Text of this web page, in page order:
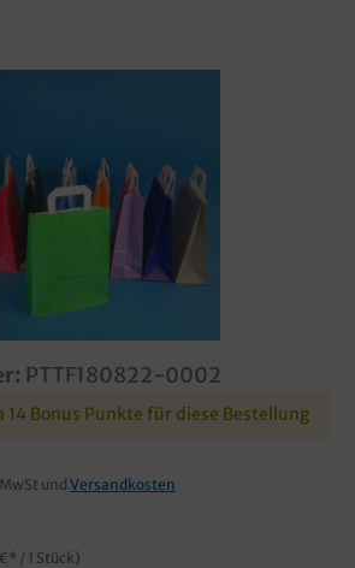
PTTF180822-0002
14 Bonus Punkte für diese Bestellung
und Versandkosten
/ 1 Stück)